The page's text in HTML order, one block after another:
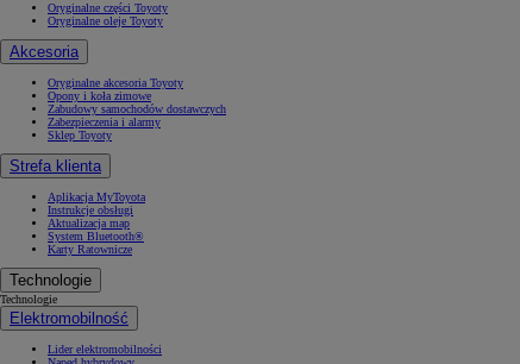
Oryginalne części Toyoty
Oryginalne oleje Toyoty
Akcesoria
Oryginalne akcesoria Toyoty
Opony i koła zimowe
Zabudowy samochodów dostawczych
Zabezpieczenia i alarmy
Sklep Toyoty
Strefa klienta
Aplikacja MyToyota
Instrukcje obsługi
Aktualizacja map
System Bluetooth®
Karty Ratownicze
Technologie
Technologie
Elektromobilność
Lider elektromobilności